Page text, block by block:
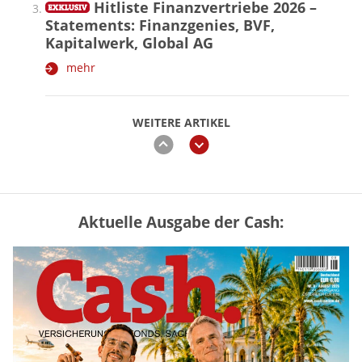
WEITERE ARTIKEL
zurückweiter
Hitliste Finanzvertriebe 2026 –
Statements: Finanzgenies, BVF,
Kapitalwerk, Global AG
mehr
„Jung kauft Alt“ 2026: Neue Förderung im
Überblick – Tabelle mit Kreditbeträgen
und Einkommensgrenzen
mehr
Mütterrente III Tabelle: So viel Renten-
Aktuelle Ausgabe der Cash: